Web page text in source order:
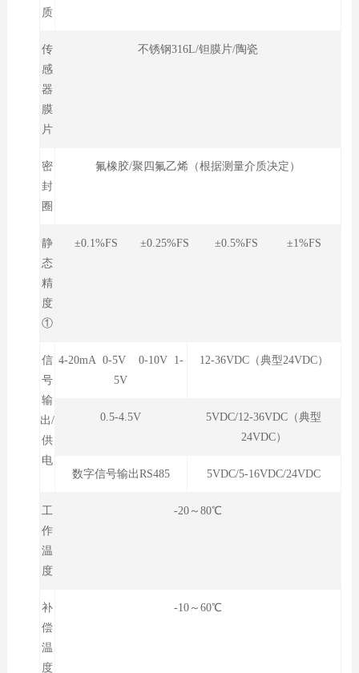
质
传
感
器
膜
片
不锈钢316L/钽膜片/陶瓷
密
封
圈
氟橡胶/聚四氟乙烯（根据测量介质决定）
静
态
精
度
①
±0.1%FS ±0.25%FS ±0.5%FS ±1%FS
信
号
输
出/
供
电
4-20mA 0-5V 0-10V 1-
5V
12-36VDC（典型24VDC）
0.5-4.5V
5VDC/12-36VDC（典型
24VDC）
数字信号输出RS485 5VDC/5-16VDC/24VDC
工
作
温
度
-20～80℃
补
偿
温
度
-10～60℃